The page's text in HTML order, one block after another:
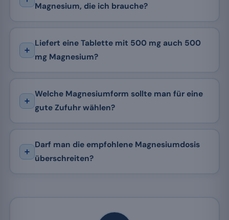
Magnesium, die ich brauche?
Liefert eine Tablette mit 500 mg auch 500
mg Magnesium?
Welche Magnesiumform sollte man für eine
gute Zufuhr wählen?
Darf man die empfohlene Magnesiumdosis
überschreiten?